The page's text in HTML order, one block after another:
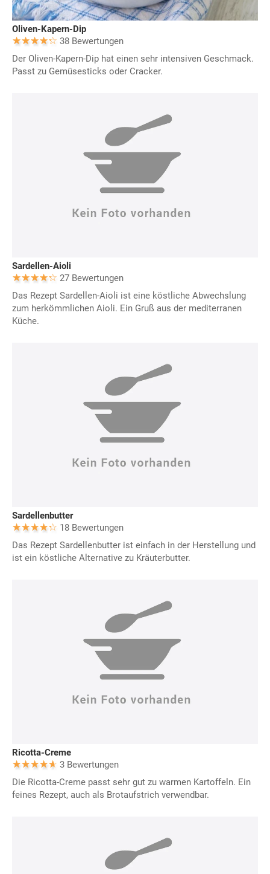
Oliven-Kapern-Dip
38 Bewertungen
Der Oliven-Kapern-Dip hat einen sehr intensiven Geschmack.
Passt zu Gemüsesticks oder Cracker.
Sardellen-Aioli
27 Bewertungen
Das Rezept Sardellen-Aioli ist eine köstliche Abwechslung
zum herkömmlichen Aioli. Ein Gruß aus der mediterranen
Küche.
Sardellenbutter
18 Bewertungen
Das Rezept Sardellenbutter ist einfach in der Herstellung und
ist ein köstliche Alternative zu Kräuterbutter.
Ricotta-Creme
3 Bewertungen
Die Ricotta-Creme passt sehr gut zu warmen Kartoffeln. Ein
feines Rezept, auch als Brotaufstrich verwendbar.